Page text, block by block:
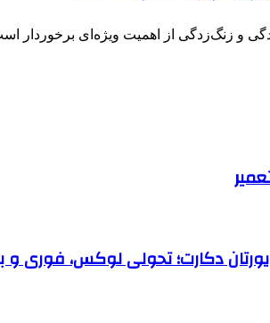
و زنگ‌زدگی از اهمیت ویژه‌ای برخوردار
دکارت؛ تحولی لوکس، فوری